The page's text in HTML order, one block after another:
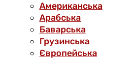
Американська
Арабська
Баварська
Грузинська
Європейська